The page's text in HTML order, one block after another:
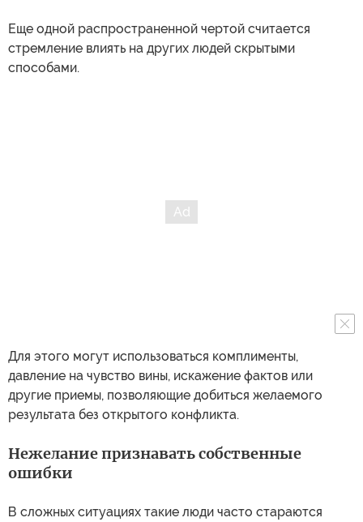
Еще одной распространенной чертой считается
стремление влиять на других людей скрытыми
способами.
Для этого могут использоваться комплименты,
давление на чувство вины, искажение фактов или
другие приемы, позволяющие добиться желаемого
результата без открытого конфликта.
Нежелание признавать собственные
ошибки
В сложных ситуациях такие люди часто стараются